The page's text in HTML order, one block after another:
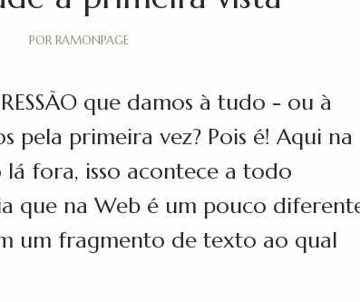
POR RAMONPAGE
que damos à tudo - ou à
pela primeira vez? Pois é! Aqui na
lá fora, isso acontece a todo
que na Web é um pouco
um fragmento de texto ao qual